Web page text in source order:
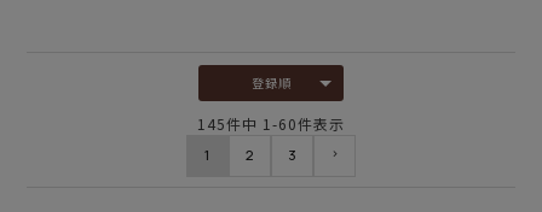
登録順
145件中 1 -60件表示
1 2 3